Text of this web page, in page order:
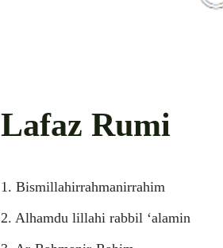
Lafaz Rumi
1. Bismillahirrahmanirrahim
2. Alhamdu lillahi rabbil ‘alamin